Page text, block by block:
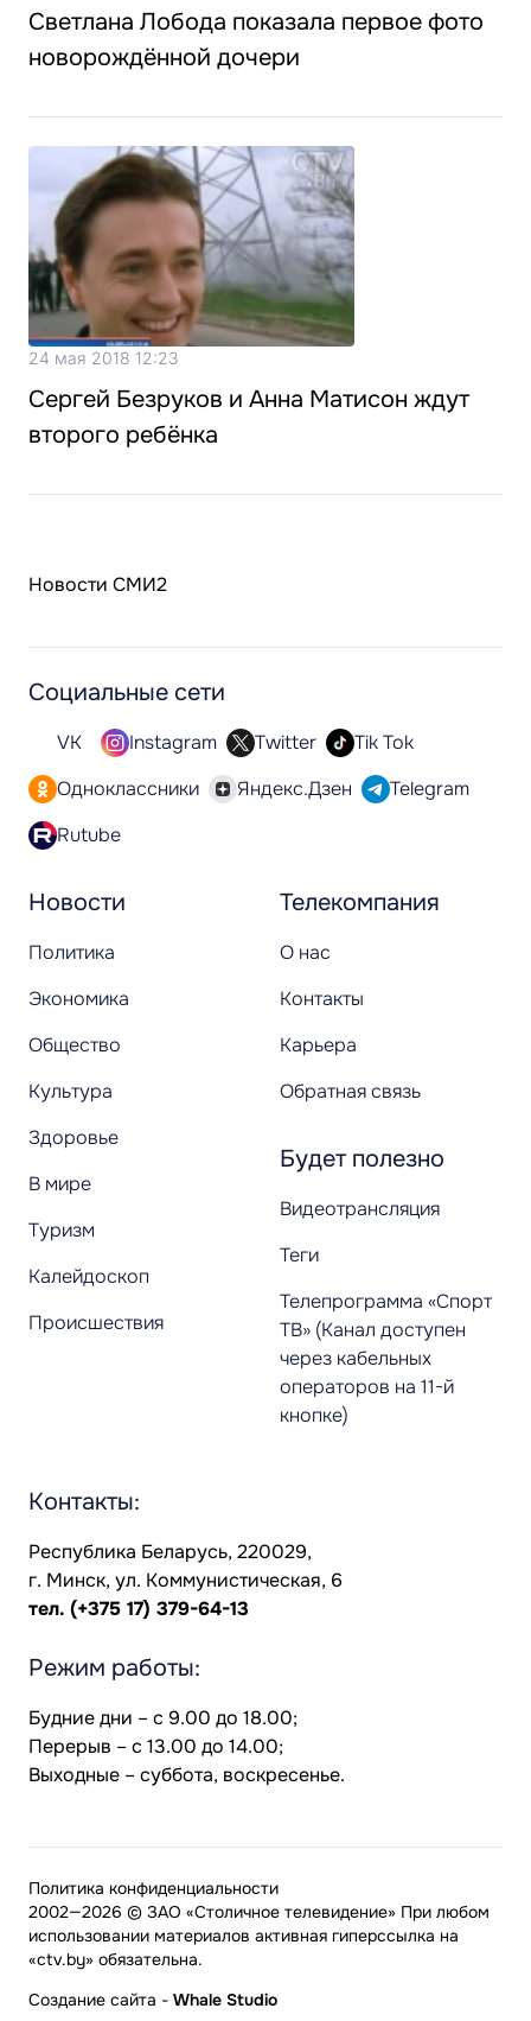
Светлана Лобода показала первое фото
новорождённой дочери
24 мая 2018 12:23
Сергей Безруков и Анна Матисон ждут
второго ребёнка
Новости СМИ2
Новости
Политика
Экономика
Общество
Культура
Здоровье
В мире
Туризм
Калейдоскоп
Происшествия
Телекомпания
О нас
Контакты
Карьера
Обратная связь
Будет полезно
Видеотрансляция
Теги
Телепрограмма «Спорт
ТВ» (Канал доступен
через кабельных
операторов на 11-й
кнопке)
Социальные сети
VK Instagram Twitter
Tik Tok
Одноклассники
Яндекс.Дзен
Telegram
Rutube
Контакты:
Республика Беларусь, 220029,
г. Минск, ул. Коммунистическая, 6
тел. (+375 17) 379-64-13
Режим работы:
Будние дни – с 9.00 до 18.00;
Перерыв – с 13.00 до 14.00;
Выходные – суббота, воскресенье.
2002—2026 © ЗАО «Столичное телевидение» При любом
использовании материалов активная гиперссылка на
«ctv.by» обязательна.
Политика конфиденциальности
Создание сайта - Whale Studio